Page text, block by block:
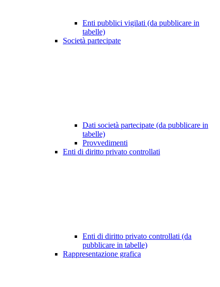
Enti pubblici vigilati (da pubblicare in
tabelle)
Società partecipate
Dati società partecipate (da pubblicare in
tabelle)
Provvedimenti
Enti di diritto privato controllati
Enti di diritto privato controllati (da
pubblicare in tabelle)
Rappresentazione grafica